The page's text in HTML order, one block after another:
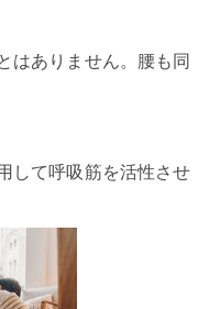
はありません。腰も同
して呼吸筋を活性させ